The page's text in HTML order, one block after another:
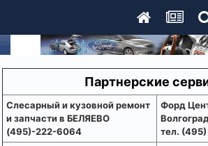
Партнерские
Слесарный и кузовной ремонт
и запчасти в БЕЛЯЕВО
(495)-222-6064
Форд
тел.